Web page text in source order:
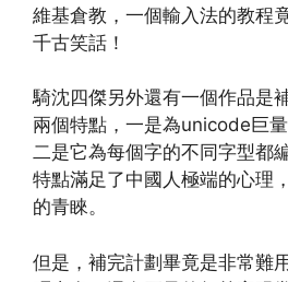
維基倉教，一個輸入法的教程
千古笑話！
騎沈四傑另外還有一個作品是
兩個特點，一是為unicode巨
二是它為每個字的不同字型都
特點滿足了中國人極端的心理
的青睞。
但是，補完計劃畢竟是非常難